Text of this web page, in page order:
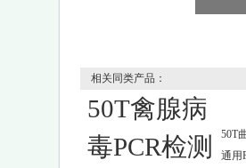
相关同类产品：
50T禽腺病
毒PCR检测
50T
通用